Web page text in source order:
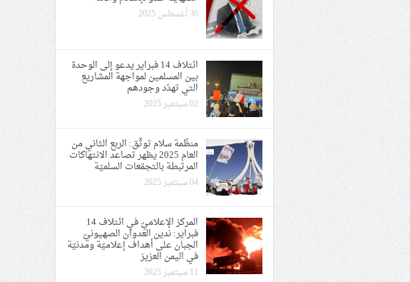
30 أغسطس 2025
ائتلاف 14 فبراير يدعو إلى الوحدة
بين المسلمين لمواجهة المشاريع
التي تهدّد وجودهم
02 سبتمبر 2025
منظّمة سلام توثّق: اﻟﺮﺑﻊ اﻟﺜﺎﻧﻲ ﻣﻦ
العام 2025 يظهر تصاعد الانتهاكات
المرتبطة بالتجمّعات السلميّة
04 سبتمبر 2025
المركز الإعلاميّ في ائتلاف 14
فبراير: ندين العدوان الصهيونيّ
الجبان على أهداف إعلاميّة ومدنيّة
في اليمن العزيز
11 سبتمبر 2025